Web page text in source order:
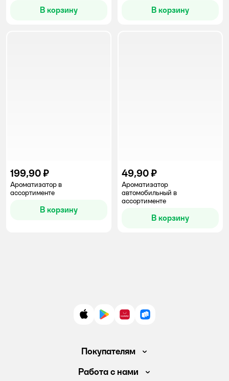
В корзину В корзину
199,90 ₽
Ароматизатор в
ассортименте
В корзину
49,90 ₽
Ароматизатор
автомобильный в
ассортименте
В корзину
App StoreGoogle Play
AppGallery
RuStore
Покупателям
Доставка и оплата
Работа с нами